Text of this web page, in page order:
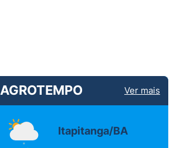
AGROTEMPO Ver mais
Itapitanga/BA